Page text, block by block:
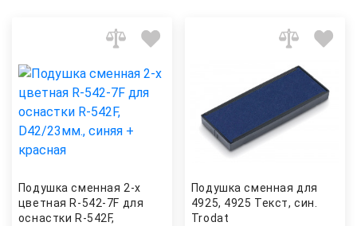
Подушка сменная 2-х
цветная R-542-7F для
оснастки R-542F,
Подушка сменная для
4925, 4925 Текст, син.
Trodat